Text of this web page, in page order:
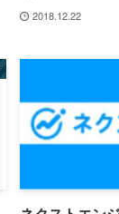
2018.12.22